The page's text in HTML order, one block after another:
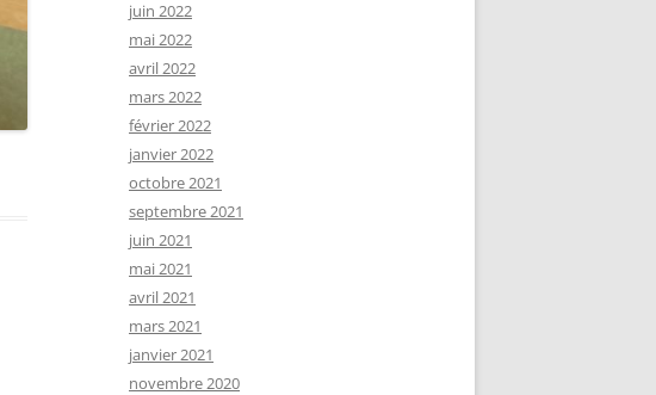
juin 2022
mai 2022
avril 2022
mars 2022
février 2022
janvier 2022
octobre 2021
septembre 2021
juin 2021
mai 2021
avril 2021
mars 2021
janvier 2021
novembre 2020